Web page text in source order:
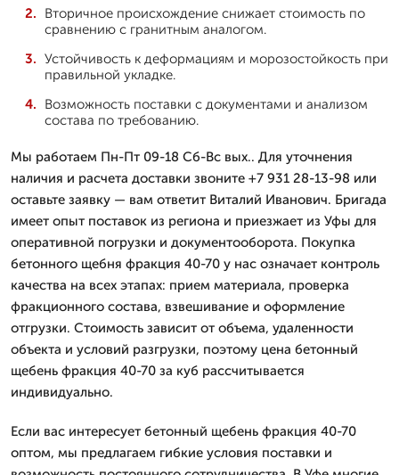
Вторичное происхождение снижает стоимость по
сравнению с гранитным аналогом.
Устойчивость к деформациям и морозостойкость при
правильной укладке.
Возможность поставки с документами и анализом
состава по требованию.
Мы работаем Пн-Пт 09-18 Сб-Вс вых.. Для уточнения
наличия и расчета доставки звоните +7 931 28-13-98 или
оставьте заявку — вам ответит Виталий Иванович. Бригада
имеет опыт поставок из региона и приезжает из Уфы для
оперативной погрузки и документооборота. Покупка
бетонного щебня фракция 40-70 у нас означает контроль
качества на всех этапах: прием материала, проверка
фракционного состава, взвешивание и оформление
отгрузки. Стоимость зависит от объема, удаленности
объекта и условий разгрузки, поэтому цена бетонный
щебень фракция 40-70 за куб рассчитывается
индивидуально.
Если вас интересует бетонный щебень фракция 40-70
оптом, мы предлагаем гибкие условия поставки и